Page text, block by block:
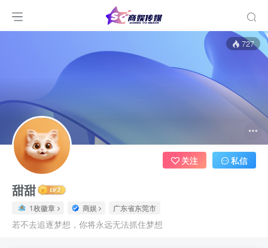
727
甜甜
1枚徽章 商娱 广东省东莞市
若不去追逐梦想，你将永远无法抓住梦想
关注 私信